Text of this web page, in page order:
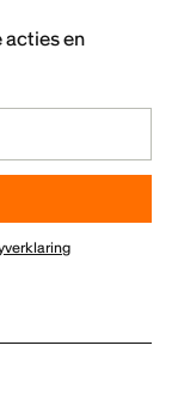
acties en